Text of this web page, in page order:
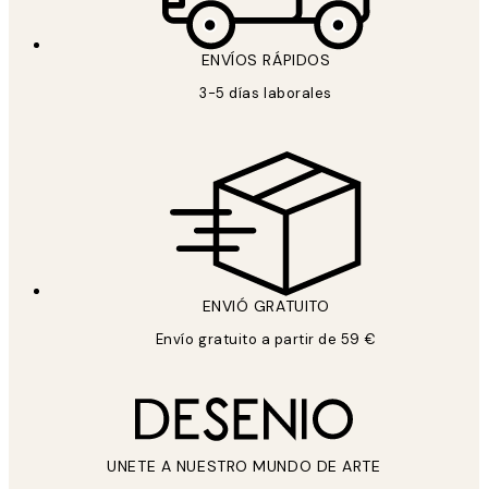
ENVÍOS RÁPIDOS
3-5 días laborales
ENVIÓ GRATUITO
Envío gratuito a partir de 59 €
UNETE A NUESTRO MUNDO DE ARTE